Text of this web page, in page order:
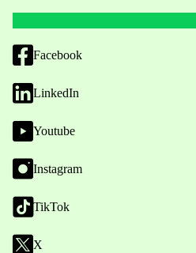
Facebook
LinkedIn
Youtube
Instagram
TikTok
X